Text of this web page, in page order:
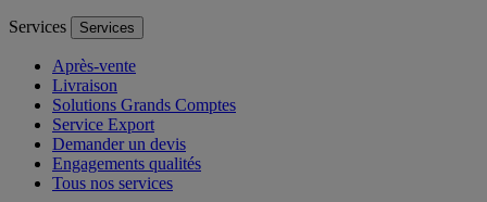
Services Services
Après-vente
Livraison
Solutions Grands Comptes
Service Export
Demander un devis
Engagements qualités
Tous nos services